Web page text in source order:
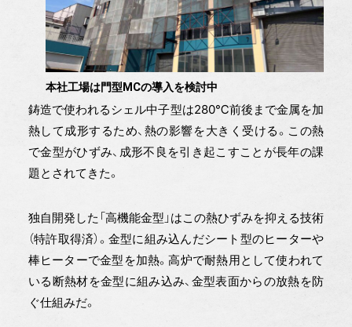
本社工場は門型MCの導入を検討中
鋳造で使われるシェル中子型は280℃前後まで金属を加
熱して成形するため、熱の影響を大きく受ける。この熱
で金型がひずみ、成形不良を引き起こすことが長年の課
題とされてきた。
独自開発した「高機能金型」はこの熱ひずみを抑える技術
（特許取得済）。金型に組み込んだシート型のヒーターや
棒ヒーターで金型を加熱。高炉で耐熱用として使われて
いる断熱材を金型に組み込み、金型表面からの放熱を防
ぐ仕組みだ。